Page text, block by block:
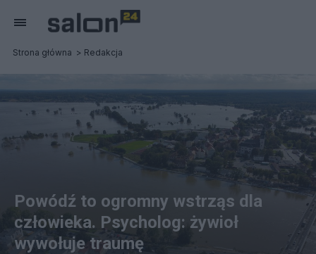
Strona główna Redakcja
Powódź to ogromny wstrząs dla
człowieka. Psycholog: żywioł
wywołuje traumę